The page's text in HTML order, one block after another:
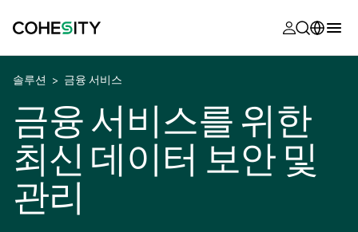
opens in a
opens in a
Alta
opens in a
지원
opens in a
opens in a
opens in a
opens in a
opens in a
Deutsch (Germany)
Français (France)
솔루션 금융 서비스
금융 서비스를 위한
최신 데이터 보안 및
관리
OPENS IN A NEW TAB